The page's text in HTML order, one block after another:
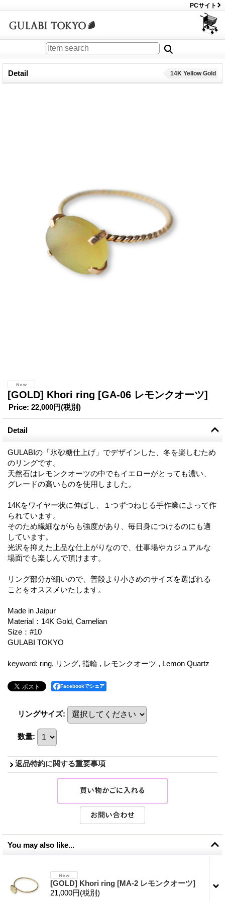
PCサイト
Detail 14K Yellow Gold
[GOLD] Khori ring [GA-06 レモンクオーツ]
Price: 22,000円(税別)
Detail
GULABIの「氷砂糖仕上げ」でデザインした、冬を楽しむため
のリングです。
天然石はレモンクオーツの中でもイエローがとっても濃い、
グレードの高いものを使用しました。
14Kをワイヤー状に伸ばし、１つずつねじる手作業によって作
られています。
そのため繊細ながらも強度があり、毎日身につけるのにも適
しています。
光沢を抑えた上品な仕上がりなので、仕事場やカジュアルな
場面でも楽しんで頂けます。
リング部分が細いので、普段より小さめのサイズを選ばれる
ことをオススメいたします。
Made in Jaipur
Material：14K Gold, Carnelian
Size：#10
GULABI TOKYO
keyword: ring, リング, 指輪 , レモンクオーツ , Lemon Quartz
Facebookでシェア
リングサイズ:
数量:
返品特約に関する重要事項
You may also like...
[GOLD] Khori ring [MA-2 レモンクオーツ]
21,000円(税別)